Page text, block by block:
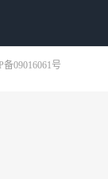
备09016061号